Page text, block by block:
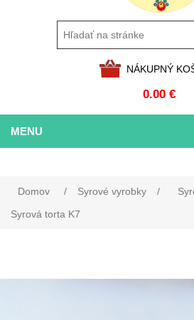
NÁKUPNÝ
0.00 €
MENU
Domov / Syrové vyrobky /
Syrová torta K7